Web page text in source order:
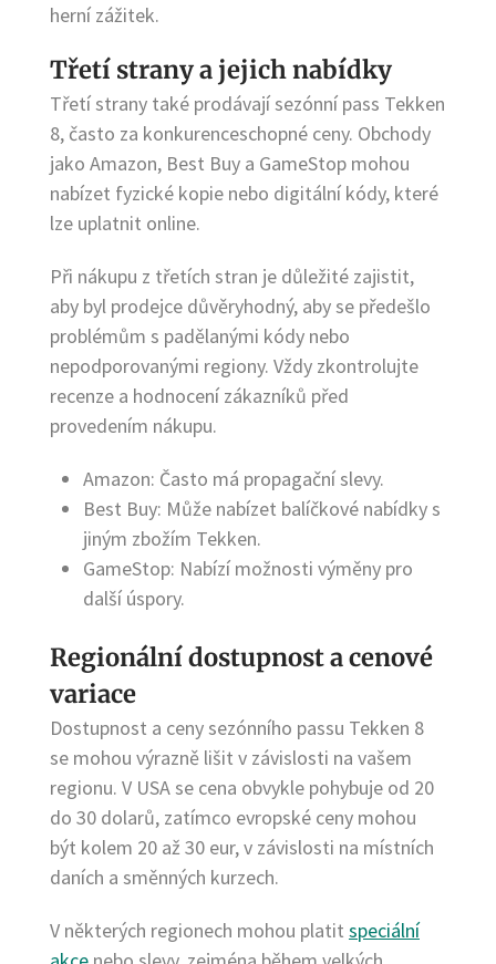
herní zážitek.
Třetí strany a jejich nabídky
Třetí strany také prodávají sezónní pass Tekken
8, často za konkurenceschopné ceny. Obchody
jako Amazon, Best Buy a GameStop mohou
nabízet fyzické kopie nebo digitální kódy, které
lze uplatnit online.
Při nákupu z třetích stran je důležité zajistit,
aby byl prodejce důvěryhodný, aby se předešlo
problémům s padělanými kódy nebo
nepodporovanými regiony. Vždy zkontrolujte
recenze a hodnocení zákazníků před
provedením nákupu.
Amazon: Často má propagační slevy.
Best Buy: Může nabízet balíčkové nabídky s
jiným zbožím Tekken.
GameStop: Nabízí možnosti výměny pro
další úspory.
Regionální dostupnost a cenové
variace
Dostupnost a ceny sezónního passu Tekken 8
se mohou výrazně lišit v závislosti na vašem
regionu. V USA se cena obvykle pohybuje od 20
do 30 dolarů, zatímco evropské ceny mohou
být kolem 20 až 30 eur, v závislosti na místních
daních a směnných kurzech.
V některých regionech mohou platit speciální